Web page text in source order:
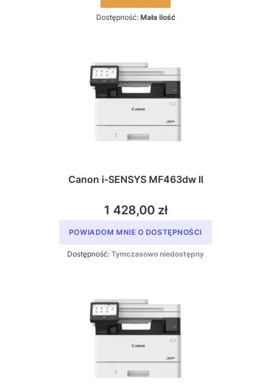
Dostępność: Mała ilość
Canon i-SENSYS MF463dw II
1 428,00 zł
POWIADOM MNIE O DOSTĘPNOŚCI
Dostępność: Tymczasowo niedostępny